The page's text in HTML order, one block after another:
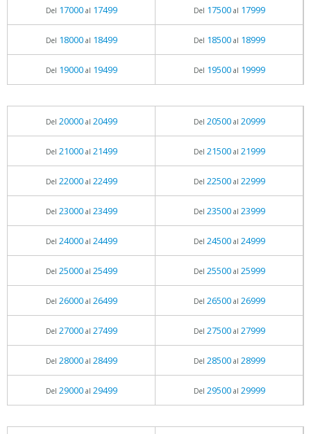
Del 17000al 17499 Del 17500al 17999
Del 18000al 18499 Del 18500al 18999
Del 19000al 19499 Del 19500al 19999
Del 20000al 20499 Del 20500al 20999
Del 21000al 21499 Del 21500al 21999
Del 22000al 22499 Del 22500al 22999
Del 23000al 23499 Del 23500al 23999
Del 24000al 24499 Del 24500al 24999
Del 25000al 25499 Del 25500al 25999
Del 26000al 26499 Del 26500al 26999
Del 27000al 27499 Del 27500al 27999
Del 28000al 28499 Del 28500al 28999
Del 29000al 29499 Del 29500al 29999